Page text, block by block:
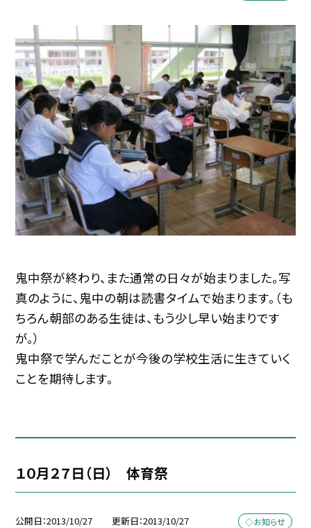
鬼中祭が終わり、また通常の日々が始まりました。写
真のように、鬼中の朝は読書タイムで始まります。（も
ちろん朝部のある生徒は、もう少し早い始まりです
が。）
鬼中祭で学んだことが今後の学校生活に生きていく
ことを期待します。
１０月２７日（日） 体育祭
公開日 2013/10/27 更新日 2013/10/27 ◇お知らせ